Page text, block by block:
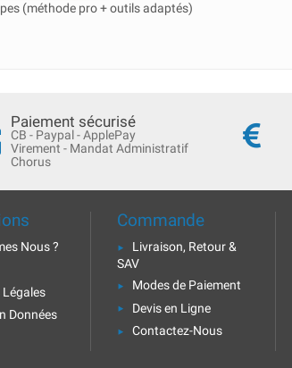
(méthode pro + outils adaptés)
Paiement sécurisé
CB - Paypal - ApplePay
Virement - Mandat Administratif
Chorus
Nous ?
Données
Commande
Livraison, Retour &
SAV
Modes de Paiement
Devis en Ligne
Contactez-Nous